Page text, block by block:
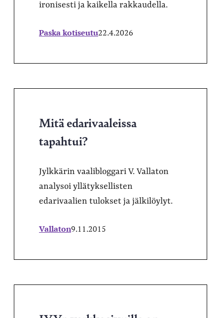
ironisesti ja kaikella rakkaudella.
Paska kotiseutu22.4.2026
Mitä edarivaaleissa
tapahtui?
Jylkkärin vaalibloggari V. Vallaton
analysoi yllätyksellisten
edarivaalien tulokset ja jälkilöylyt.
Vallaton9.11.2015